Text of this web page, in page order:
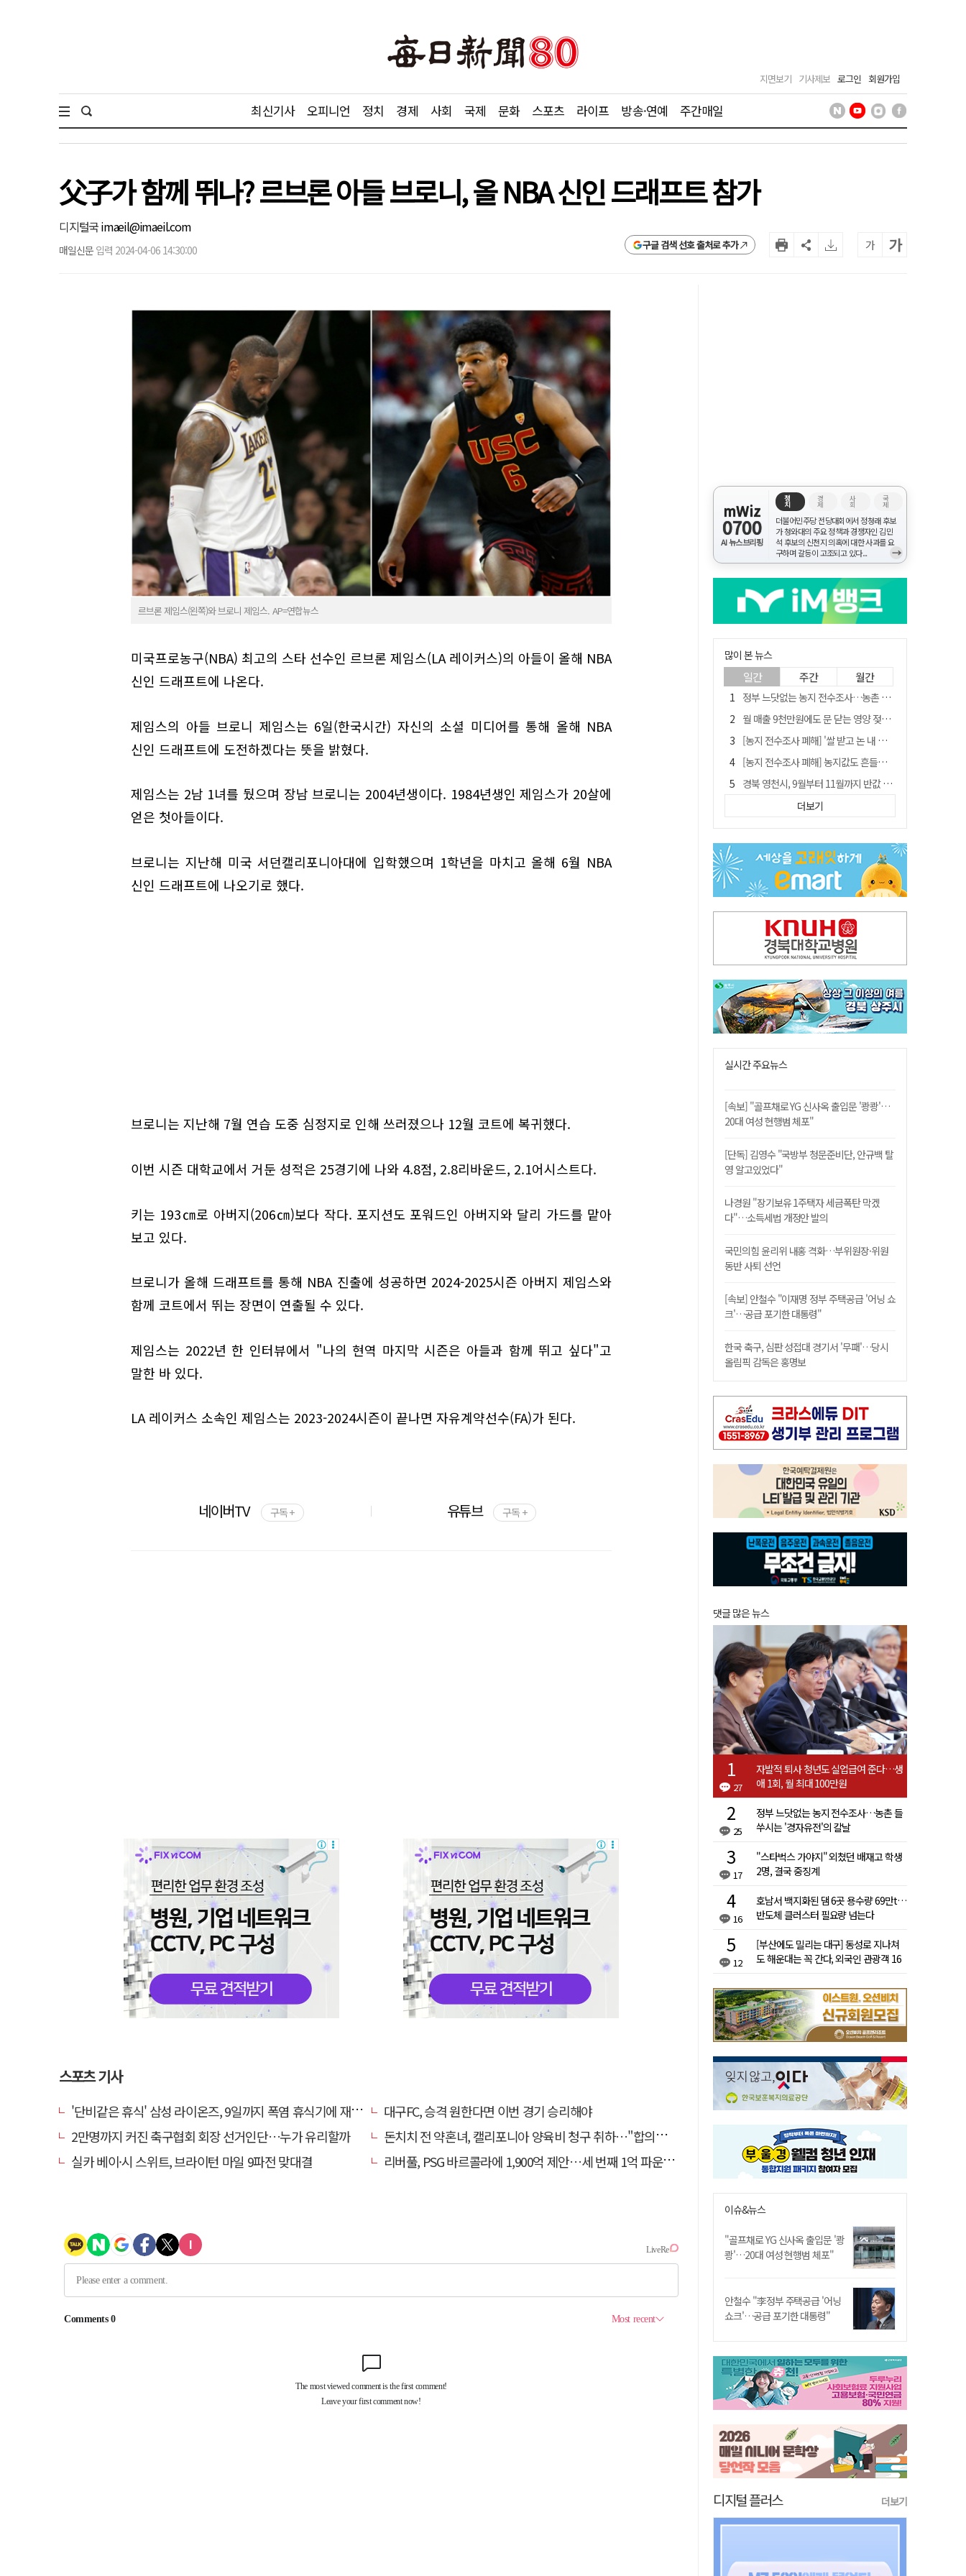
지면보기 기사제보 로그인 회원가입
최신기사 오피니언 정치 경제 사회 국제 문화 스포츠 라이프 방송·연예 주간매일
父子가 함께 뛰나? 르브론 아들 브로니, 올 NBA 신인 드래프트 참가
디지털국imaeil@imaeil.com
매일신문 입력 2024-04-06 14:30:00 구글 검색 선호 출처로 추가 가 가
르브론 제임스(왼쪽)와 브로니 제임스. AP=연합뉴스
미국프로농구(NBA) 최고의 스타 선수인 르브론 제임스(LA 레이커스)의 아들이 올해 NBA
신인 드래프트에 나온다.
제임스의 아들 브로니 제임스는 6일(한국시간) 자신의 소셜 미디어를 통해 올해 NBA
신인 드래프트에 도전하겠다는 뜻을 밝혔다.
제임스는 2남 1녀를 뒀으며 장남 브로니는 2004년생이다. 1984년생인 제임스가 20살에
얻은 첫아들이다.
브로니는 지난해 미국 서던캘리포니아대에 입학했으며 1학년을 마치고 올해 6월 NBA
신인 드래프트에 나오기로 했다.
브로니는 지난해 7월 연습 도중 심정지로 인해 쓰러졌으나 12월 코트에 복귀했다.
이번 시즌 대학교에서 거둔 성적은 25경기에 나와 4.8점, 2.8리바운드, 2.1어시스트다.
키는 193㎝로 아버지(206㎝)보다 작다. 포지션도 포워드인 아버지와 달리 가드를 맡아
보고 있다.
브로니가 올해 드래프트를 통해 NBA 진출에 성공하면 2024-2025시즌 아버지 제임스와
함께 코트에서 뛰는 장면이 연출될 수 있다.
제임스는 2022년 한 인터뷰에서 "나의 현역 마지막 시즌은 아들과 함께 뛰고 싶다"고
말한 바 있다.
LA 레이커스 소속인 제임스는 2023-2024시즌이 끝나면 자유계약선수(FA)가 된다.
네이버TV 구독 + 유튜브 구독 +
스포츠 기사
'단비같은 휴식' 삼성 라이온즈, 9일까지 폭염 휴식기에 재정비
대구FC, 승격 원한다면 이번 경기 승리해야
2만명까지 커진 축구협회 회장 선거인단…누가 유리할까
돈치치 전 약혼녀, 캘리포니아 양육비 청구 취하…"합의로 해결"
실카 베이·시 스위트, 브라이턴 마일 9파전 맞대결
리버풀, PSG 바르콜라에 1,900억 제안…세 번째 1억 파운드 영입 추진
mWiz
0700
AI 뉴스브리핑
정
치
경
제
사
회
국
제
더불어민주당 전당대회에서 정청래 후보
가 청와대의 주요 정책과 경쟁자인 김민
석 후보의 신천지 의혹에 대한 사과를 요
구하며 갈등이 고조되고 있다...
→
많이 본 뉴스
일간 주간 월간
정부 느닷없는 농지 전수조사…농촌 들쑤시는 '경자유전'의 칼날
월 매출 9천만원에도 문 닫는 영양 젖소농장… "일할 사람이 없어"
[농지 전수조사 폐해] '쌀 받고 논 내 준' 도지농 이제 어쩌나?
[농지 전수조사 폐해] 농지값도 흔들리나…"도지 막히면 헐값 매물 나올 수도"
경북 영천시, 9월부터 11월까지 반값 여행 혜택 제공
'솔리다임 IPO 추진설' SK하이닉스, 주가 9% 급락
[농지 전수조사 폐해] 실경작농·청년농 부담도 커진다
아쉬운 태클
TK신공항 참여 주저한 LH, 광주군공항 사업에는 앞장
더보기
실시간 주요뉴스
[속보] "골프채로 YG 신사옥 출입문 '쾅쾅'…
20대 여성 현행범 체포"
[단독] 김영수 "국방부 청문준비단, 안규백 탈
영 알고있었다"
나경원 "장기보유 1주택자 세금폭탄 막겠
다"…소득세법 개정안 발의
국민의힘 윤리위 내홍 격화…부위원장·위원
동반 사퇴 선언
[속보] 안철수 "이재명 정부 주택공급 '어닝 쇼
크'…공급 포기한 대통령"
한국 축구, 심판 성접대 경기서 '무패'…당시
올림픽 감독은 홍명보
댓글 많은 뉴스
27
자발적 퇴사 청년도 실업급여 준다…생
애 1회, 월 최대 100만원
25
정부 느닷없는 농지 전수조사…농촌 들
쑤시는 '경자유전'의 칼날
17
"스타벅스 가야지" 외쳤던 배재고 학생
2명, 결국 중징계
16
호남서 백지화된 댐 6곳 용수량 69만t…
반도체 클러스터 필요량 넘는다
12
[부산에도 밀리는 대구] 동성로 지나쳐
도 해운대는 꼭 간다, 외국인 관광객 16
이슈&뉴스
"골프채로 YG 신사옥 출입문 '쾅
쾅'…20대 여성 현행범 체포"
안철수 "李정부 주택공급 '어닝
쇼크'…공급 포기한 대통령"
디지털 플러스 더보기